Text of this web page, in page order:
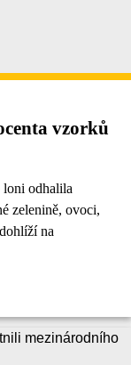
vzorků
loni odhalila
zelenině, ovoci,
na